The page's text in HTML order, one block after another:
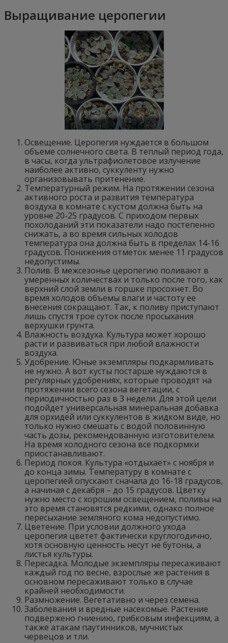
Выращивание церопегии
Освещение. Церопегия нуждается в большом
объеме солнечного света. В теплый период года,
в часы, когда ультрафиолетовое излучение
наиболее активно, суккуленту нужно
организовывать притенение.
Температурный режим. На протяжении сезона
активного роста и развития температура
воздуха в комнате с кустом должна быть на
уровне 20-25 градусов. С приходом первых
похолоданий эти показатели надо постепенно
снижать, а во время сильных холодов
температура она должна быть в пределах 14-16
градусов. Понижения отметок менее 11 градусов
недопустимы.
Полив. В межсезонье церопегию поливают в
умеренных количествах и только после того, как
верхний слой земли в горшке просохнет. Во
время холодов объемы влаги и частоту ее
внесения сокращают. Так, к поливу приступают
лишь спустя трое суток после просыхания
верхушки грунта.
Влажность воздуха. Культура может хорошо
расти и развиваться при любой влажности
воздуха.
Удобрение. Юные экземпляры подкармливать
не нужно. А вот кусты постарше нуждаются в
регулярных удобрениях, которые проводят на
протяжении всего сезона вегетации, с
периодичностью раз в 3 недели. Для этой цели
подойдет универсальная минеральная добавка
для орхидей или суккулентов в жидком виде, но
только нужно смешать с водой половинную
часть дозы, рекомендованную изготовителем.
На время холодного сезона все подкормки
приостанавливают.
Период покоя. Культура «отдыхает» с ноября и
до конца зимы. Температуру в комнате с
церопегией опускают сначала до 16-18 градусов,
а начиная с декабря – до 15 градусов. Цветку
нужно место с хорошим освещением, поливы на
это время становятся редкими, однако полное
пересыхание земляного кома недопустимо.
Цветение. При условии должного ухода
церопегия цветет фактически круглогодично,
хотя основную ценность несут не бутоны, а
листья культуры.
Пересадка. Молодые экземпляры пересаживают
каждый год по весне, взрослые же растения в
основном пересаживают только в случае
крайней необходимости.
Размножение. Вегетативно и через семена.
Заболевания и вредные насекомые. Растение
подвержено гниению, грибковым инфекциям, а
также атакам паутинников, мучнистых
червецов и тли.